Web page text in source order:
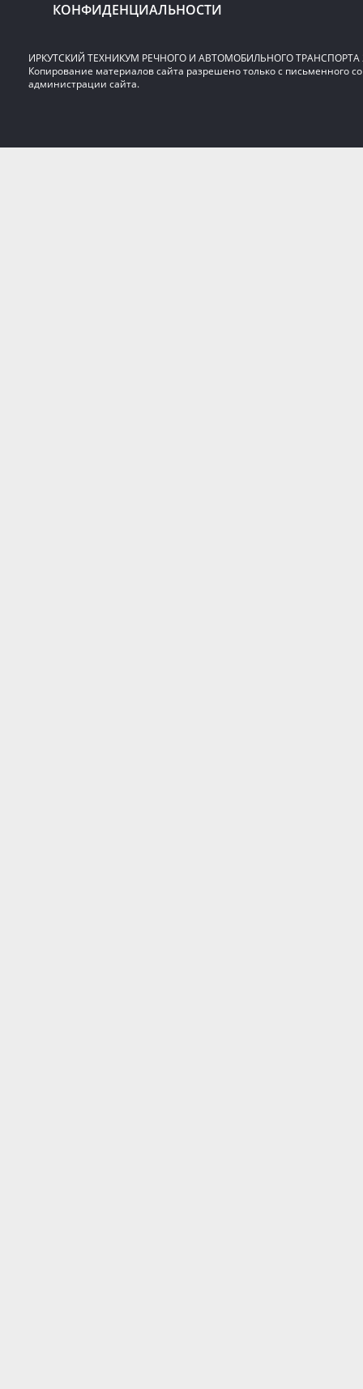
КОНФИДЕНЦИАЛЬНОСТИ
ИРКУТСКИЙ ТЕХНИКУМ РЕЧНОГО И АВТОМОБИЛЬНОГО ТРАНСПОРТА
Копирование материалов сайта разрешено только с письменного
администрации сайта.